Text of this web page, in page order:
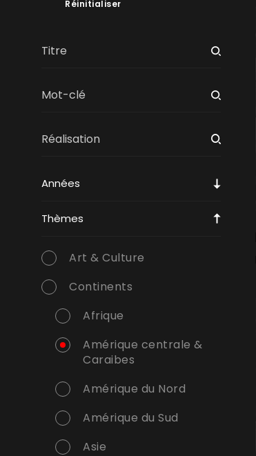
Réinitialiser
Années
Thèmes
Art & Culture
Continents
Afrique
Amérique centrale &
Caraibes
Amérique du Nord
Amérique du Sud
Asie